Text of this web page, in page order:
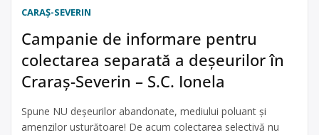
CARAŞ-SEVERIN
Campanie de informare pentru
colectarea separată a deșeurilor în
Craraș-Severin – S.C. Ionela
Spune NU deșeurilor abandonate, mediului poluant și
amenzilor usturătoare! De acum colectarea selectivă nu